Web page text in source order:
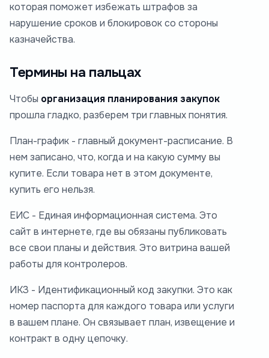
которая поможет избежать штрафов за
нарушение сроков и блокировок со стороны
казначейства.
Термины на пальцах
Чтобы организация планирования закупок
прошла гладко, разберем три главных понятия.
План-график - главный документ-расписание. В
нем записано, что, когда и на какую сумму вы
купите. Если товара нет в этом документе,
купить его нельзя.
ЕИС - Единая информационная система. Это
сайт в интернете, где вы обязаны публиковать
все свои планы и действия. Это витрина вашей
работы для контролеров.
ИКЗ - Идентификационный код закупки. Это как
номер паспорта для каждого товара или услуги
в вашем плане. Он связывает план, извещение и
контракт в одну цепочку.